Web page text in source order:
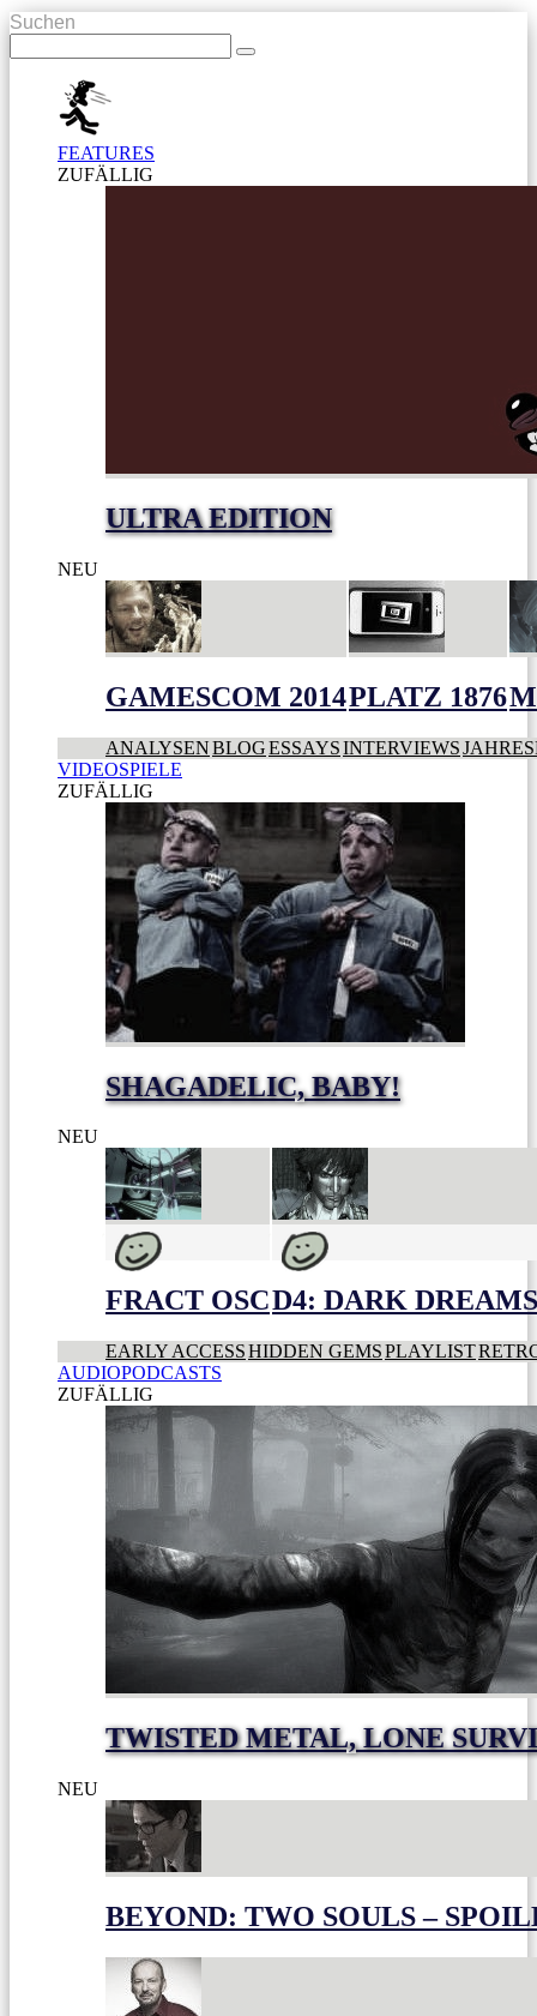
Suchen
FEATURES
ZUFÄLLIG
ULTRA EDITION
NEU
GAMESCOM 2014PLATZ 1876
ANALYSENBLOGESSAYSINTERVIEWS
VIDEOSPIELE
ZUFÄLLIG
SHAGADELIC, BABY!
NEU
FRACT OSCD4: DARK
EARLY ACCESSHIDDEN GEMSPLAYLIST
AUDIOPODCASTS
ZUFÄLLIG
TWISTED METAL, LONE
NEU
BEYOND: TWO SOULS –